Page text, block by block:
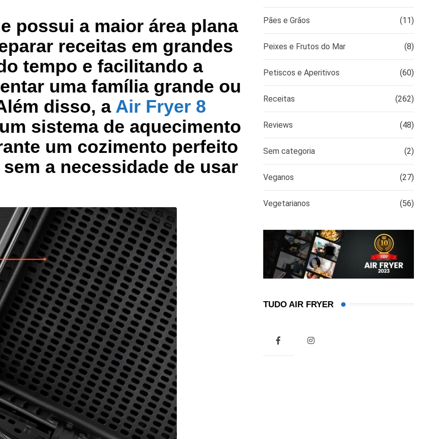
possui a maior área plana
receitas em grandes
tempo e facilitando a
uma família grande ou
disso, a Air Fryer 8
sistema de aquecimento
um cozimento perfeito
a necessidade de usar
Pães e Grãos (11)
Peixes e Frutos do Mar (8)
Petiscos e Aperitivos (60)
Receitas (262)
Reviews (48)
Sem categoria (2)
Veganos (27)
Vegetarianos (56)
TUDO AIR FRYER